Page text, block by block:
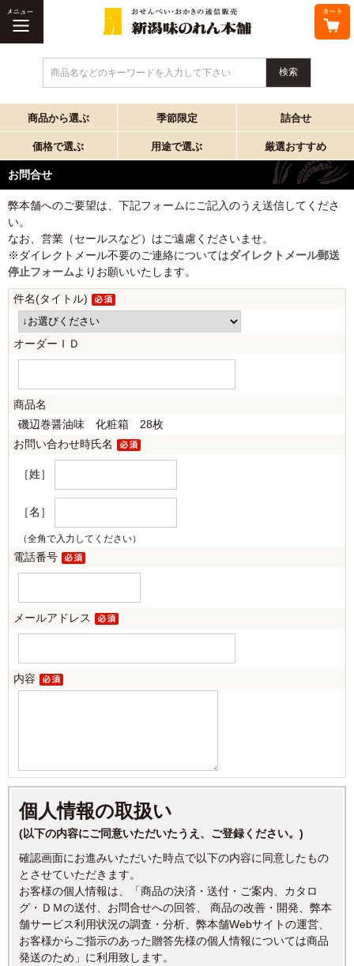
商品名などのキーワードを入力して下さい
商品から選ぶ 季節限定 詰合せ
価格で選ぶ 用途で選ぶ 厳選おすすめ
お問合せ
弊本舗へのご要望は、下記フォームにご記入のうえ送信してくださ
い。
なお、営業（セールスなど）はご遠慮くださいませ。
※ダイレクトメール不要のご連絡についてはダイレクトメール郵送
停止フォームよりお願いいたします。
件名(タイトル)
オーダーＩＤ
商品名
磯辺巻醤油味 化粧箱 28枚
お問い合わせ時氏名
［姓］
［名］
（全角で入力してください）
電話番号
メールアドレス
内容
個人情報の取扱い
(以下の内容にご同意いただいたうえ、ご登録ください。)
確認画面にお進みいただいた時点で以下の内容に同意したもの
とさせていただきます。
お客様の個人情報は、「商品の決済・送付・ご案内、カタロ
グ・ＤＭの送付、お問合せへの回答、 商品の改善・開発、弊本
舗サービス利用状況の調査・分析、弊本舗Webサイトの運営、
お客様からご指示のあった贈答先様の個人情報については商品
発送のため」に利用致します。